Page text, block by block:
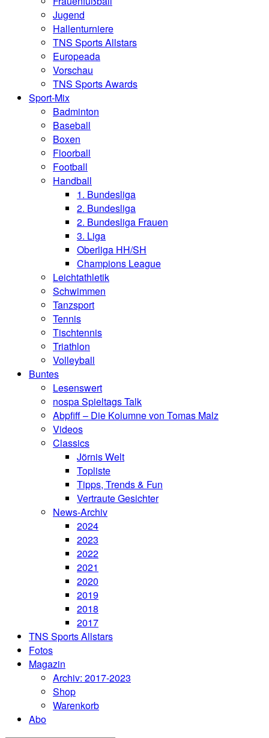
Jugend
Hallenturniere
TNS Sports Allstars
Europeada
Vorschau
TNS Sports Awards
Sport-Mix
Badminton
Baseball
Boxen
Floorball
Football
Handball
1. Bundesliga
2. Bundesliga
2. Bundesliga Frauen
3. Liga
Oberliga HH/SH
Champions League
Leichtathletik
Schwimmen
Tanzsport
Tennis
Tischtennis
Triathlon
Volleyball
Buntes
Lesenswert
nospa Spieltags Talk
Abpfiff – Die Kolumne von Tomas Malz
Videos
Classics
Jörnis Welt
Topliste
Tipps, Trends & Fun
Vertraute Gesichter
News-Archiv
2024
2023
2022
2021
2020
2019
2018
2017
TNS Sports Allstars
Fotos
Magazin
Archiv: 2017-2023
Shop
Warenkorb
Abo